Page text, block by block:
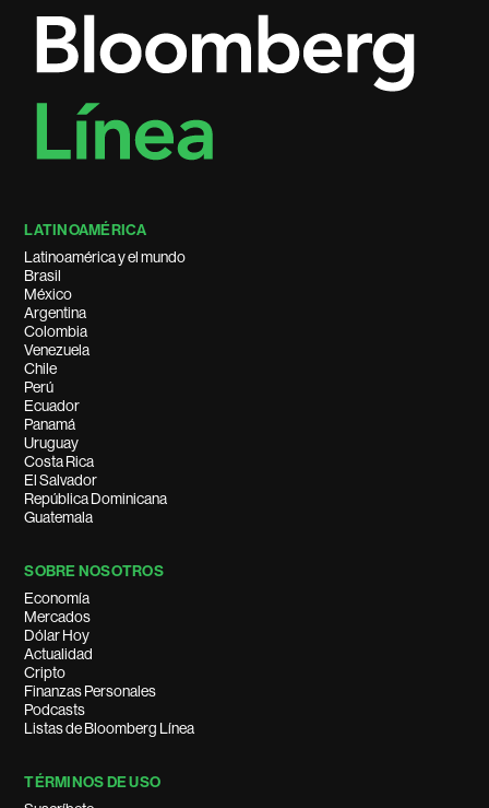
LATINOAMÉRICA
Latinoamérica y el mundo
Brasil
México
Argentina
Colombia
Venezuela
Chile
Perú
Ecuador
Panamá
Uruguay
Costa Rica
El Salvador
República Dominicana
Guatemala
SOBRE NOSOTROS
Economía
Mercados
Dólar Hoy
Actualidad
Cripto
Finanzas Personales
Podcasts
Listas de Bloomberg Línea
TÉRMINOS DE USO